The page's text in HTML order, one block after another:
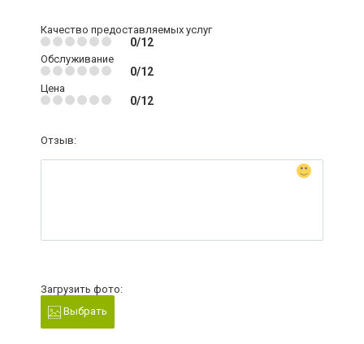
Качество предоставляемых услуг
0/12
Обслуживание
0/12
Цена
0/12
Отзыв:
Загрузить фото:
Выбрать